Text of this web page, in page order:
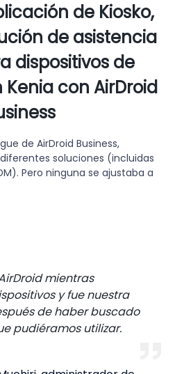
de Kiosko,
de asistencia
dispositivos de
con AirDroid
de AirDroid Business,
soluciones (incluidas
Pero ninguna se ajustaba a
mientras
y fue nuestra
de haber buscado
pudiéramos utilizar.